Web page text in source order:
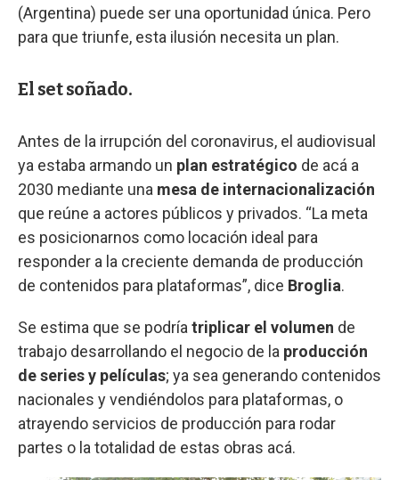
(Argentina) puede ser una oportunidad única. Pero
para que triunfe, esta ilusión necesita un plan.
El set soñado.
Antes de la irrupción del coronavirus, el audiovisual
ya estaba armando un plan estratégico de acá a
2030 mediante una mesa de internacionalización
que reúne a actores públicos y privados. “La meta
es posicionarnos como locación ideal para
responder a la creciente demanda de producción
de contenidos para plataformas”, dice Broglia.
Se estima que se podríatriplicar el volumen de
trabajo desarrollando el negocio de la producción
de series y películas; ya sea generando contenidos
nacionales y vendiéndolos para plataformas, o
atrayendo servicios de producción para rodar
partes o la totalidad de estas obras acá.